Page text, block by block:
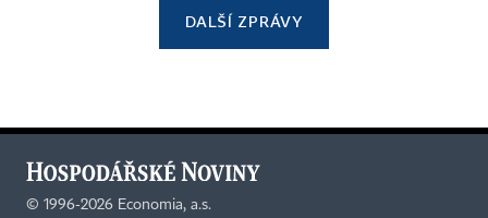
DALŠÍ ZPRÁVY
© 1996-2026 Economia, a.s.